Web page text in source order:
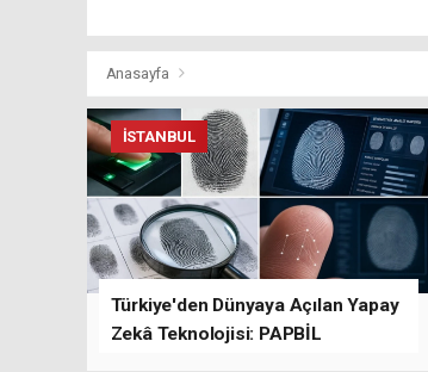
Anasayfa
İSTANBUL
Türkiye'den Dünyaya Açılan Yapay
Zekâ Teknolojisi: PAPBİL